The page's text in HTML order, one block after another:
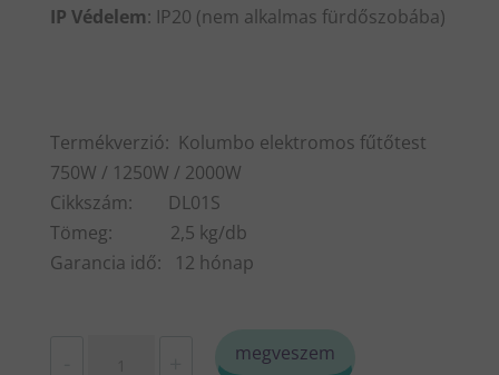
IP Védelem: IP20 (nem alkalmas fürdőszobába)
Termékverzió: Kolumbo elektromos fűtőtest
750W / 1250W / 2000W
Cikkszám: DL01S
Tömeg: 2,5 kg/db
Garancia idő: 12 hónap
megveszem